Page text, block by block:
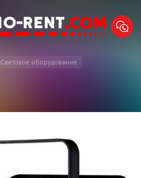
Световое оборудование